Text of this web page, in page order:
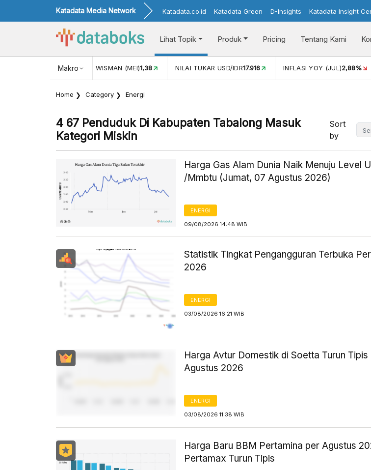
Katadata Media Network Katadata.co.id Katadata Green D-Insights Katadata Insight
Lihat Topik Produk Pricing Tentang Kami
Makro
KUNJUNGAN WISMAN (MEI)1,38 NILAI TUKAR USD/IDR17.916 INFLASI YOY (JUL)2,88%
Home Category Energi
4 67 Penduduk Di Kabupaten Tabalong Masuk
Kategori Miskin
Sort
by
Harga Gas Alam Dunia Naik Menuju Level
/Mmbtu (Jumat, 07 Agustus 2026)
ENERGI
09/08/2026 14:48 WIB
Statistik Tingkat Pengangguran Terbuka
2026
ENERGI
03/08/2026 16:21 WIB
Harga Avtur Domestik di Soetta Turun Tipis
Agustus 2026
ENERGI
03/08/2026 11:38 WIB
Harga Baru BBM Pertamina per Agustus
Pertamax Turun Tipis